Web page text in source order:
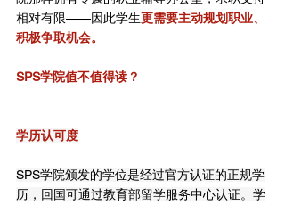
相对有限——因此学生更需要主动规划职业、
积极争取机会。
SPS学院值不值得读？
学历认可度
SPS学院颁发的学位是经过官方认证的正规学
历，回国可通过教育部留学服务中心认证。学